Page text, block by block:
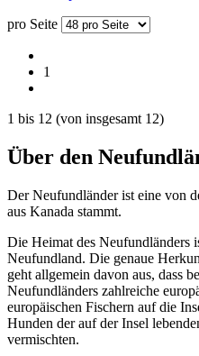
pro Seite
1
1 bis 12 (von insgesamt 12)
Über den
Der Neufundländer ist eine von
aus Kanada stammt.
Die Heimat des Neufundländers
Neufundland. Die genaue
geht allgemein davon aus, dass
Neufundländers zahlreiche
europäischen Fischern auf die
Hunden der auf der Insel
vermischten.